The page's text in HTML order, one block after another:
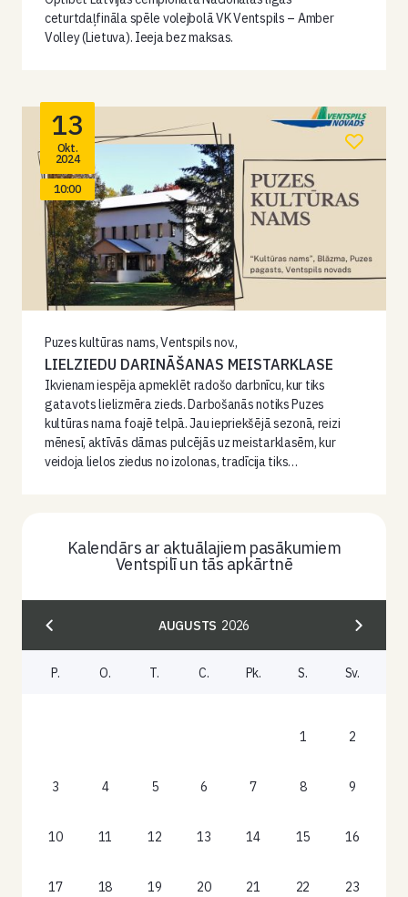
ceturtdaļfināla spēle volejbolā VK Ventspils – Amber
Volley (Lietuva). Ieeja bez maksas.
13
Okt.
2024
10:00
Puzes kultūras nams, Ventspils nov.,
LIELZIEDU DARINĀŠANAS MEISTARKLASE
Ikvienam iespēja apmeklēt radošo darbnīcu, kur tiks
gatavots lielizmēra zieds. Darbošanās notiks Puzes
kultūras nama foajē telpā. Jau iepriekšējā sezonā, reizi
mēnesī, aktīvās dāmas pulcējās uz meistarklasēm, kur
veidoja lielos ziedus no izolonas, tradīcija tiks…
Kalendārs ar aktuālajiem pasākumiem
Ventspilī un tās apkārtnē
AUGUSTS 2026
P. O. T. C. Pk. S. Sv.
1 2
3 4 5 6 7 8 9
10 11 12 13 14 15 16
17 18 19 20 21 22 23